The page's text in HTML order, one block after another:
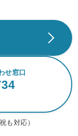
せ窓口
も対応）